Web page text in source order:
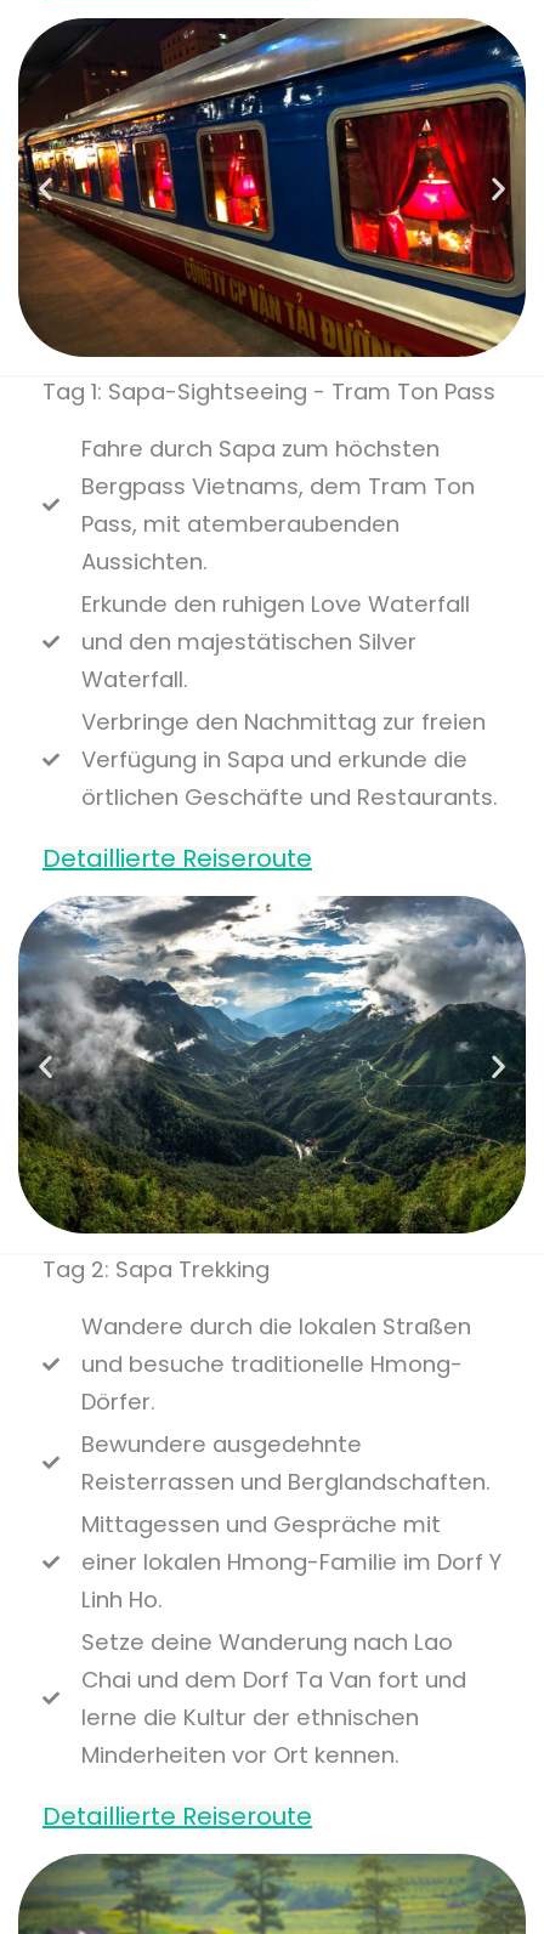
Tag 1: Sapa-Sightseeing - Tram Ton Pass
Fahre durch Sapa zum höchsten
Bergpass Vietnams, dem Tram Ton
Pass, mit atemberaubenden
Aussichten.
Erkunde den ruhigen Love Waterfall
und den majestätischen Silver
Waterfall.
Verbringe den Nachmittag zur freien
Verfügung in Sapa und erkunde die
örtlichen Geschäfte und Restaurants.
Detaillierte Reiseroute
Tag 2: Sapa Trekking
Wandere durch die lokalen Straßen
und besuche traditionelle Hmong-
Dörfer.
Bewundere ausgedehnte
Reisterrassen und Berglandschaften.
Mittagessen und Gespräche mit
einer lokalen Hmong-Familie im Dorf Y
Linh Ho.
Setze deine Wanderung nach Lao
Chai und dem Dorf Ta Van fort und
lerne die Kultur der ethnischen
Minderheiten vor Ort kennen.
Detaillierte Reiseroute